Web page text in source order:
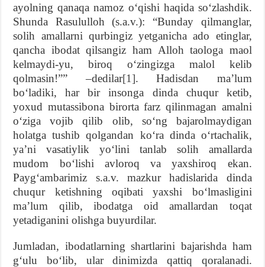
ayolning qanaqa namoz oʻqishi haqida soʻzlashdik.
Shunda Rasululloh (s.a.v.): “Bunday qilmanglar,
solih amallarni qurbingiz yetganicha ado etinglar,
qancha ibodat qilsangiz ham Alloh taologa maol
kelmaydi-yu, biroq oʻzingizga malol kelib
qolmasin!”” –dedilar[1]. Hadisdan maʼlum
boʻladiki, har bir insonga dinda chuqur ketib,
yoxud mutassibona birorta farz qilinmagan amalni
oʻziga vojib qilib olib, soʻng bajarolmaydigan
holatga tushib qolgandan koʻra dinda oʻrtachalik,
yaʼni vasatiylik yoʻlini tanlab solih amallarda
mudom boʻlishi avloroq va yaxshiroq ekan.
Paygʻambarimiz s.a.v. mazkur hadislarida dinda
chuqur ketishning oqibati yaxshi boʻlmasligini
maʼlum qilib, ibodatga oid amallardan toqat
yetadiganini olishga buyurdilar.
Jumladan, ibodatlarning shartlarini bajarishda ham
gʻulu boʻlib, ular dinimizda qattiq qoralanadi.